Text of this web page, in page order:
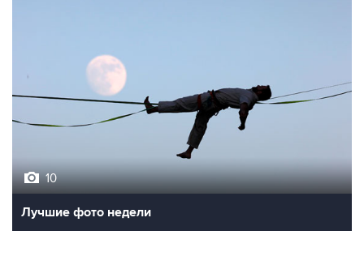
10
Лучшие фото недели